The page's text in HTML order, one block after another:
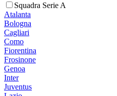
Squadra Serie A
Atalanta
Bologna
Cagliari
Como
Fiorentina
Frosinone
Genoa
Inter
Juventus